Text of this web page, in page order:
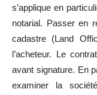
s’applique en
notarial. Passer en
cadastre (Land
l’acheteur. Le
avant signature. En
examiner la